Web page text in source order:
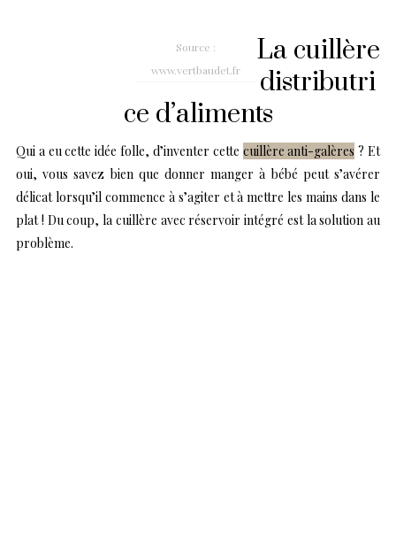
Source :
www.vertbaudet.fr
La cuillère
distributri
ce d’aliments
Qui a eu cette idée folle, d’inventer cette cuillère anti-galères ? Et
oui, vous savez bien que donner manger à bébé peut s’avérer
délicat lorsqu’il commence à s’agiter et à mettre les mains dans le
plat ! Du coup, la cuillère avec réservoir intégré est la solution au
problème.